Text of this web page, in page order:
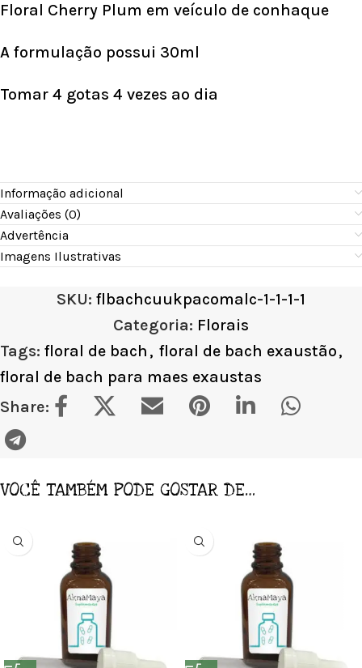
Floral Cherry Plum em veículo de conhaque
A formulação possui 30ml
Tomar 4 gotas 4 vezes ao dia
Informação adicional
Avaliações (0)
Advertência
Imagens Ilustrativas
SKU: flbachcuukpacomalc-1-1-1-1
Categoria: Florais
Tags: floral de bach , floral de bach exaustão,
floral de bach para maes exaustas
Share:
VOCÊ TAMBÉM PODE GOSTAR DE…